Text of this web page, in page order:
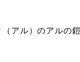
アル）のアルの